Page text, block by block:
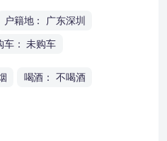
户籍地： 广东深圳
车： 未购车
喝酒： 不喝酒